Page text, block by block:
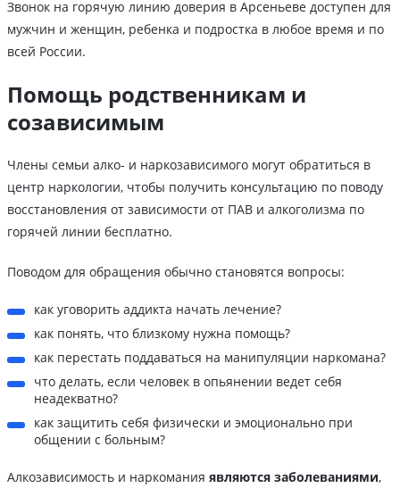
Звонок на горячую линию доверия в Арсеньеве доступен для
мужчин и женщин, ребенка и подростка в любое время и по
всей России.
Помощь родственникам и
созависимым
Члены семьи алко- и наркозависимого могут обратиться в
центр наркологии, чтобы получить консультацию по поводу
восстановления от зависимости от ПАВ и алкоголизма по
горячей линии бесплатно.
Поводом для обращения обычно становятся вопросы:
как уговорить аддикта начать лечение?
как понять, что близкому нужна помощь?
как перестать поддаваться на манипуляции наркомана?
что делать, если человек в опьянении ведет себя
неадекватно?
как защитить себя физически и эмоционально при
общении с больным?
Алкозависимость и наркомания являются заболеваниями,